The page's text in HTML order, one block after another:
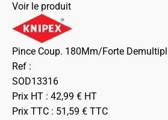
Voir le produit
Pince Coup. 180Mm/Forte
Ref :
SOD13316
Prix HT : 42,99 € HT
Prix TTC : 51,59 € TTC